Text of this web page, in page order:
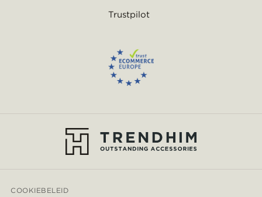
Trustpilot
COOKIEBELEID